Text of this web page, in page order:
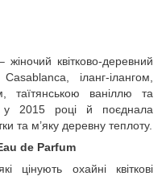
квітково-деревний
іланг-ілангом,
таїтянською ваніллю та
у 2015 році й поєднала
та м’яку деревну теплоту.
de Parfum
цінують охайні квіткові